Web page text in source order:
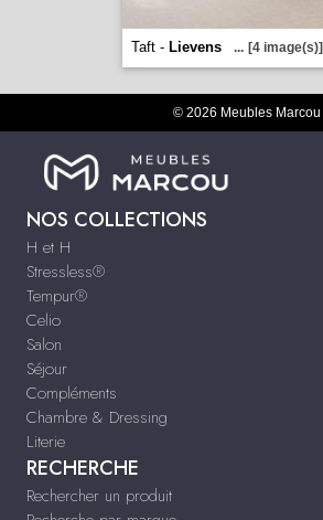
Taft - Lievens ... [4 image(s)]
© 2026 Meubles Marcou
NOS COLLECTIONS
H et H
Stressless®
Tempur®
Celio
Salon
Séjour
Compléments
Chambre & Dressing
Literie
RECHERCHE
Rechercher un produit